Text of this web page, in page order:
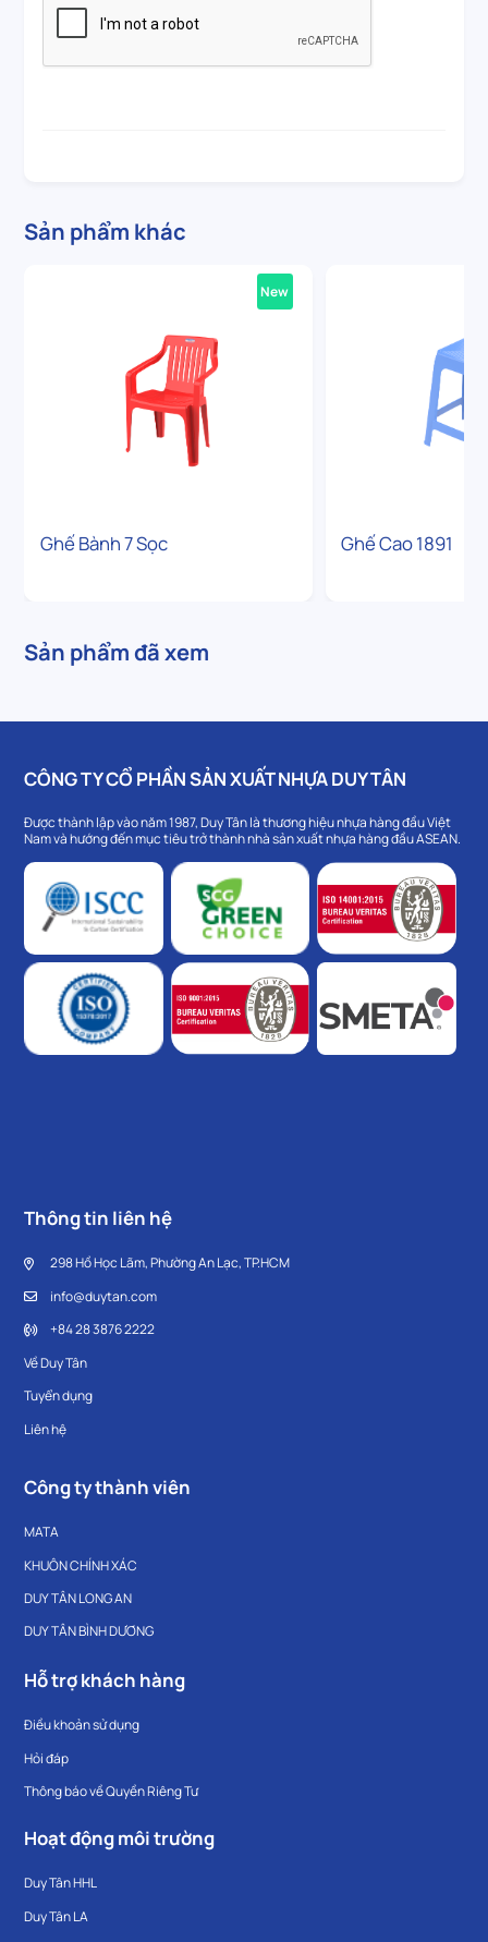
Sản phẩm khác
Ghế Bành 7 Sọc
New
Ghế Cao 1891
Sản phẩm đã xem
CÔNG TY CỔ PHẦN SẢN XUẤT NHỰA DUY TÂN
Được thành lập vào năm 1987, Duy Tân là thương hiệu nhựa hàng đầu Việt
Nam và hướng đến mục tiêu trở thành nhà sản xuất nhựa hàng đầu ASEAN.
Thông tin liên hệ
298 Hồ Học Lãm, Phường An Lạc, TP.HCM
info@duytan.com
+84 28 3876 2222
Về Duy Tân
Tuyển dụng
Liên hệ
Công ty thành viên
MATA
KHUÔN CHÍNH XÁC
DUY TÂN LONG AN
DUY TÂN BÌNH DƯƠNG
Hỗ trợ khách hàng
Điều khoản sử dụng
Hỏi đáp
Thông báo về Quyền Riêng Tư
Hoạt động môi trường
Duy Tân HHL
Duy Tân LA